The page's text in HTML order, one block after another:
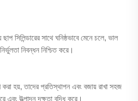
সিলিন্ডারের সাথে ঘনিষ্ঠভাবে মেনে চলে, ভাল
নিবন্ধন নিশ্চিত করে।
করা হয়, তাদের প্রতিস্থাপন এবং বজায় রাখা সহজ
উত্পাদন দক্ষতা বৃদ্ধি করে।